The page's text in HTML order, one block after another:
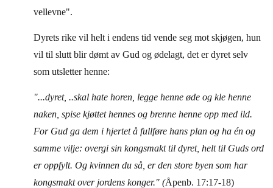
vellevne".
Dyrets rike vil helt i endens tid vende seg mot skjøgen, hun
vil til slutt blir dømt av Gud og ødelagt, det er dyret selv
som utsletter henne:
"...dyret, ..skal hate horen, legge henne øde og kle henne
naken, spise kjøttet hennes og brenne henne opp med ild.
For Gud ga dem i hjertet å fullføre hans plan og ha én og
samme vilje: overgi sin kongsmakt til dyret, helt til Guds ord
er oppfylt. Og kvinnen du så, er den store byen som har
kongsmakt over jordens konger." (Åpenb. 17:17-18)